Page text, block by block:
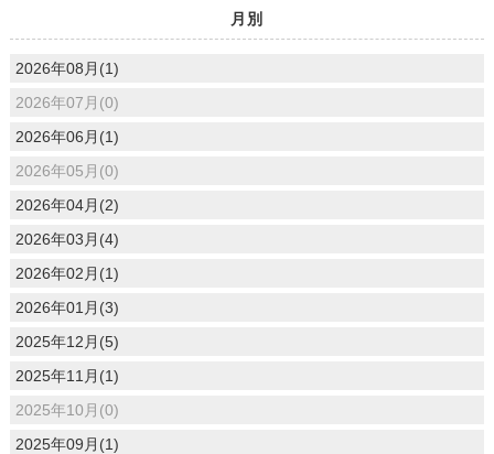
月別
2026年08月(1)
2026年07月(0)
2026年06月(1)
2026年05月(0)
2026年04月(2)
2026年03月(4)
2026年02月(1)
2026年01月(3)
2025年12月(5)
2025年11月(1)
2025年10月(0)
2025年09月(1)